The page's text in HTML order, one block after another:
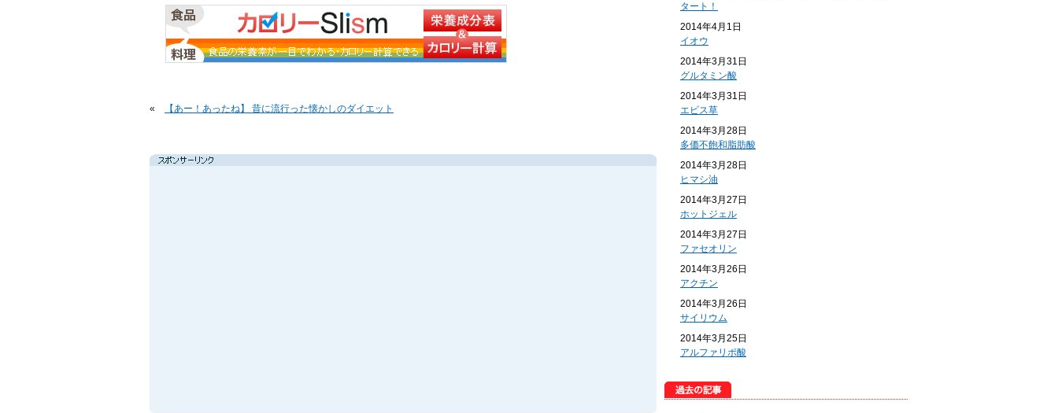
« 【あー！あったね】 昔に流行った懐かしのダイエット
タート！
2014年4月1日
イオウ
2014年3月31日
グルタミン酸
2014年3月31日
エビス草
2014年3月28日
多価不飽和脂肪酸
2014年3月28日
ヒマシ油
2014年3月27日
ホットジェル
2014年3月27日
ファセオリン
2014年3月26日
アクチン
2014年3月26日
サイリウム
2014年3月25日
アルファリポ酸